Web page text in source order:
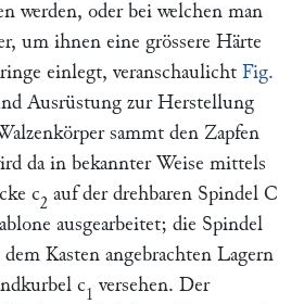
werden, oder bei welchen man
um ihnen eine grössere Härte
einlegt, veranschaulicht Fig.
Ausrüstung zur Herstellung
sammt den Zapfen
da in bekannter Weise mittels
c2 auf der drehbaren Spindel C
ausgearbeitet; die Spindel
Kasten angebrachten Lagern
c1 versehen. Der